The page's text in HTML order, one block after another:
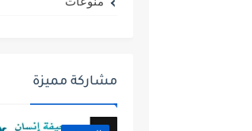
مشاركة مميزة